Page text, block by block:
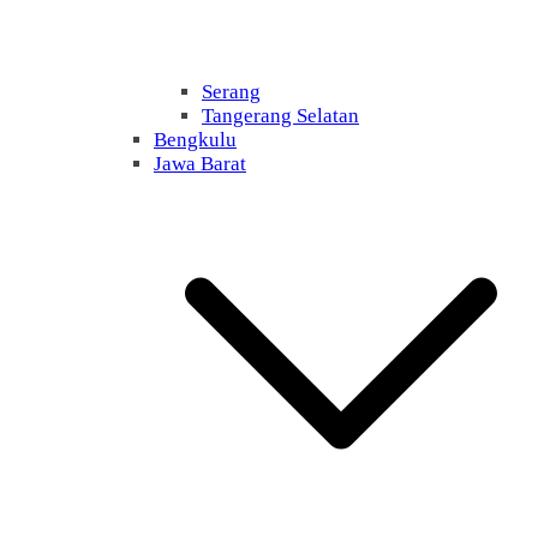
Serang
Tangerang Selatan
Bengkulu
Jawa Barat